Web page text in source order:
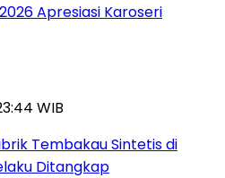
Apresiasi Karoseri
WIB
Tembakau Sintetis di
Ditangkap